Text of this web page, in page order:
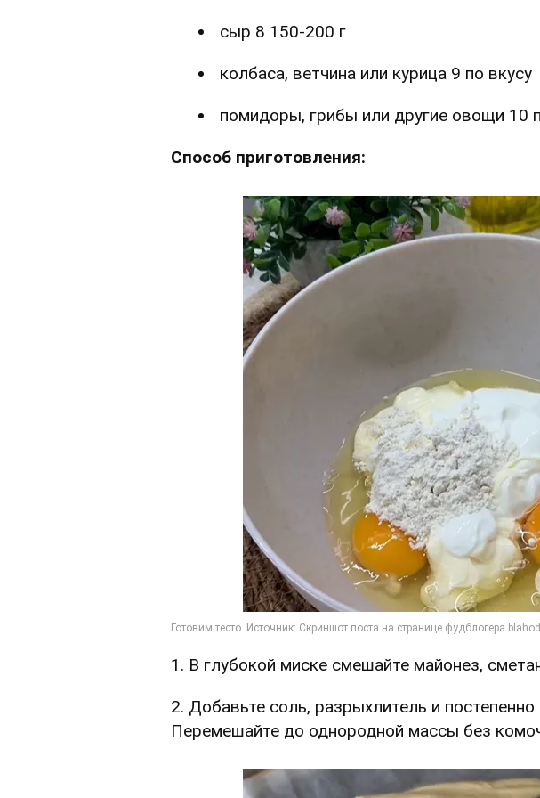
сыр 8 150-200 г
колбаса, ветчина или курица 9 по вкусу
помидоры, грибы или другие овощи 10
Способ приготовления:
1. В глубокой миске смешайте майонез,
2. Добавьте соль, разрыхлитель и постепенно
Перемешайте до однородной массы без